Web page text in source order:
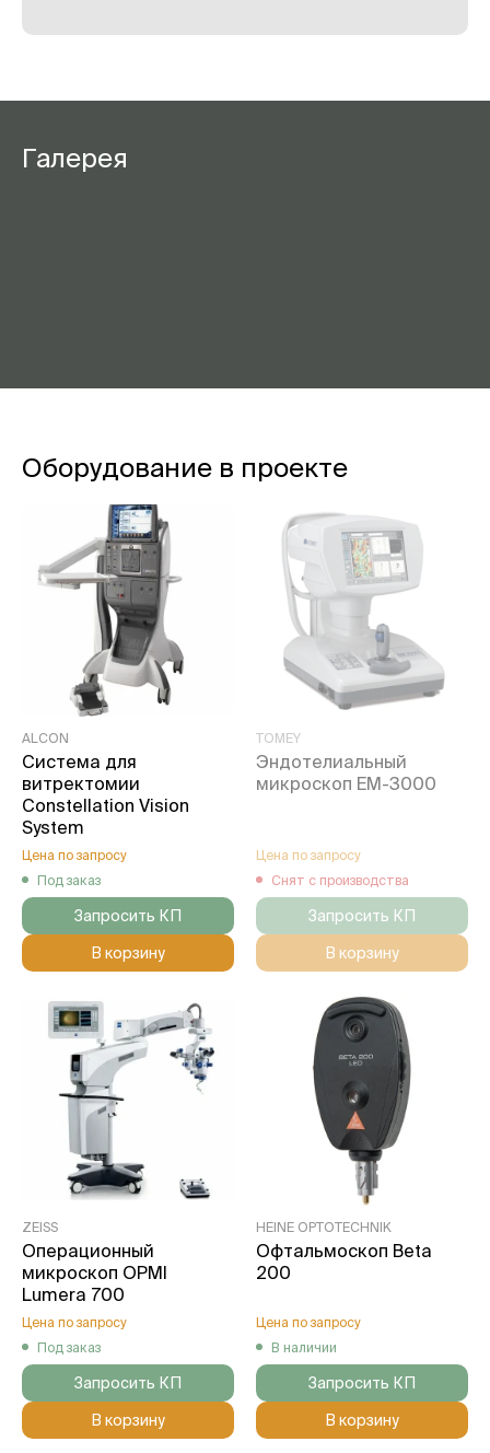
Галерея
Оборудование в проекте
ALCON
Система для
витректомии
Constellation Vision
System
Цена по запросу
Под заказ
Запросить КП
В корзину
TOMEY
Эндотелиальный
микроскоп EM-3000
Цена по запросу
Снят с производства
Запросить КП
В корзину
ZEISS
Операционный
микроскоп OPMI
Lumera 700
Цена по запросу
Под заказ
Запросить КП
В корзину
HEINE OPTOTECHNIK
Офтальмоскоп Beta
200
Цена по запросу
В наличии
Запросить КП
В корзину